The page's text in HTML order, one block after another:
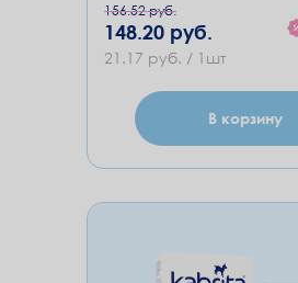
156.52 руб.
148.20 руб.
21.17 руб. / 1шт
В корзину